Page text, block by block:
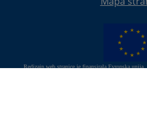
Redizajn web stranice je finansirala Evropska